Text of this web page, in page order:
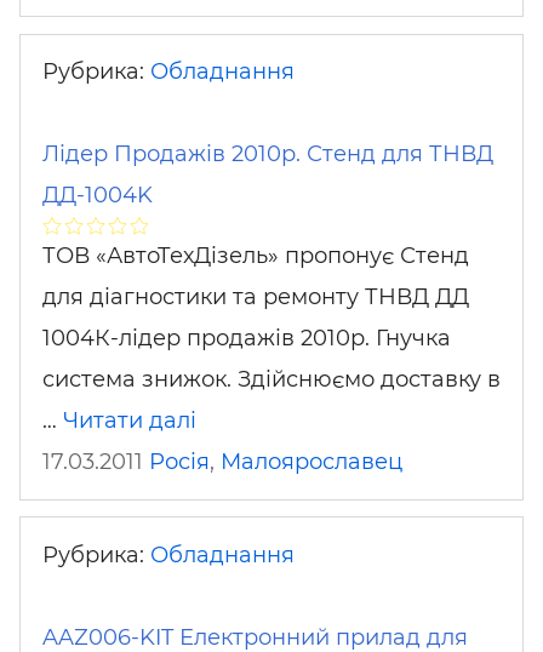
Рубрика: Обладнання
Лідер Продажів 2010р. Стенд для ТНВД
ДД-1004K
ТОВ «АвтоТехДізель» пропонує Стенд
для діагностики та ремонту ТНВД ДД
1004К-лідер продажів 2010р. Гнучка
система знижок. Здійснюємо доставку в
… Читати далі
17.03.2011 Росія, Малоярославец
Рубрика: Обладнання
AAZ006-KIT Електронний прилад для